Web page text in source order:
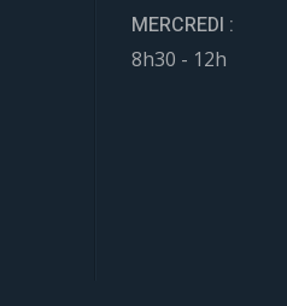
MERCREDI :
8h30 - 12h